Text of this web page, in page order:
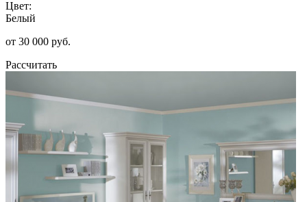
Цвет:
Белый
от 30 000 руб.
Рассчитать